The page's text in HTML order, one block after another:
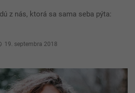
z nás, ktorá sa sama seba pýta:
19. septembra 2018